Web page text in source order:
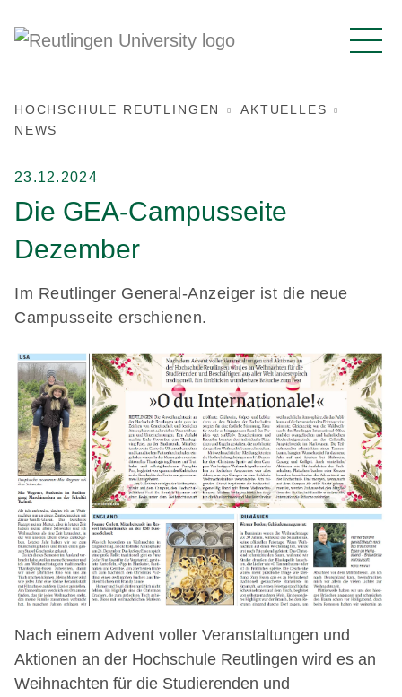
HOCHSCHULE REUTLINGEN
AKTUELLES
NEWS
23.12.2024
Die GEA-Campusseite
Dezember
Im Reutlinger General-Anzeiger ist die neue
Campusseite erschienen.
Nach einem Advent voller Veranstaltungen und
Aktionen an der Hochschule Reutlingen wird es an
Weihnachten für die Studierenden und